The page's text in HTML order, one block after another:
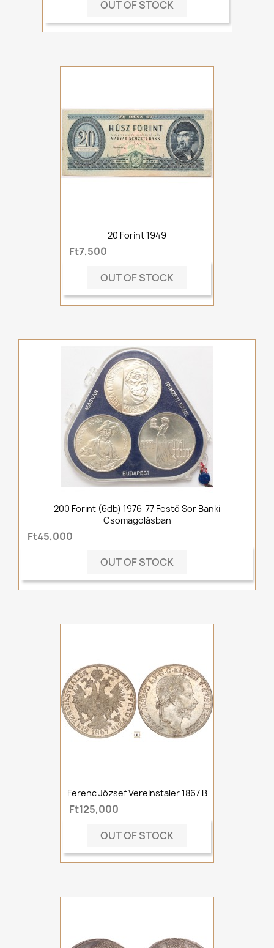
OUT OF STOCK
20 Forint 1949
Ft7,500
OUT OF STOCK
200 Forint (6db) 1976-77 Festő Sor Banki
Csomagolásban
Ft45,000
OUT OF STOCK
Ferenc József Vereinstaler 1867 B
Ft125,000
OUT OF STOCK